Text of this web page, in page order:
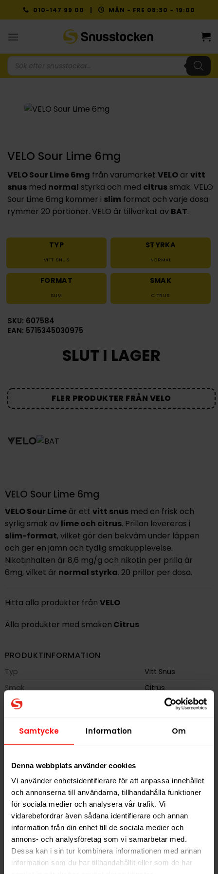
Samtycke Information Om
Denna webbplats använder cookies
Vi använder enhetsidentifierare för att anpassa innehållet
och annonserna till användarna, tillhandahålla funktioner
för sociala medier och analysera vår trafik. Vi
vidarebefordrar även sådana identifierare och annan
information från din enhet till de sociala medier och
annons- och analysföretag som vi samarbetar med.
Dessa kan i sin tur kombinera informationen med annan
information som du har tillhandahållit eller som de har
to
010-147 99 00 | MÅN - FRE 08:30 - 19:00
Produktsökning
VELO Sour Lime 6mg
VELO Sour Lime 6mg från varumärket VELO är vitt
snus med normal styrka och med citrus smak. VELO
Sour Lime 6mg kommer i slim format och varje dosa
rymmer 20 portioner. VELO är tillverkat av BAT.
TYP
VITT SNUS
STYRKA
NORMAL
FORMAT
SLIM
SMAK
CITRUS
SKU: 607584
EAN: 5715345030975
SLUT I LAGER
FLER PRODUKTER FRÅN VELO
VELO Sour Lime 6mg
VELO Sour Limeär ett vitt snusmed en frisk och
syrlig smak av lime och citrus. Prillan levereras i
slim-format, vilket gör den bekväm under läppen
och ger en jämn och tydlig smakupplevelse.
Nikotinhalten är 8,6 mg/g och nikotin per prilla är
6mg, vilket är normal styrka. 20 prillor per dosa.
Hitta alla produkter från VELO
Alla produkter med smaken Citrus
PRODUKTINFORMATION
Typ
Vitt Snus
Smak
Citrus
Format
Nikotin per gram
8,6 mg/g
Nikotin per dosa
Vikt per dosa
14 g
Portioner per dosa
20
Vikt per portion
0,7 g
Varumärke
VELO
Tillverkare
BAT